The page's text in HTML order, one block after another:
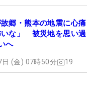
郷・熊本の地震に心痛
いな」 被災地を思い過
へ
(金) 07時50分 19